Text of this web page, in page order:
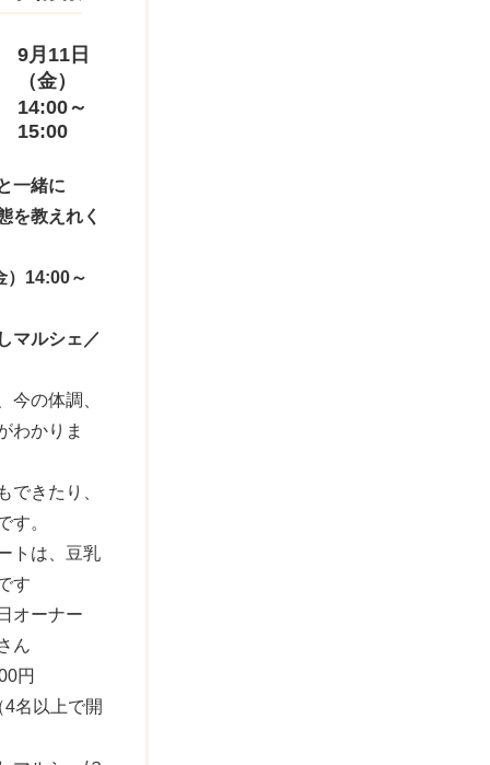
9月11日
（金）
14:00～
15:00
一緒に
を教えれく
）14:00～
マルシェ／
今の体調、
わかりま
できたり、
す。
トは、豆乳
す
オーナー
ん
円
名以上で開